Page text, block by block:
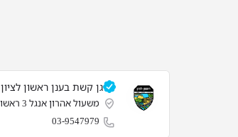
גן קשת בענן ראשון לציון
משעול אהרון אנגל 3 ראשון לציון
03-9547979